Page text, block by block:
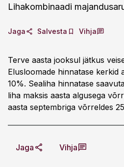
Lihakombinaadi
Jaga Salvesta Vihja
Terve aasta jooksul jätkus
Elusloomade hinnatase kerkid
10%. Sealiha hinnatase
liha maksis aasta algusega
aasta septembriga võrreldes
Jaga Vihja